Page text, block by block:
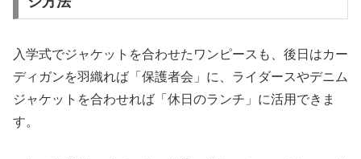
入学式でジャケットを合わせたワンピースも、後日はカー
ディガンを羽織れば「保護者会」に、ライダースやデニム
ジャケットを合わせれば「休日のランチ」に活用できま
す。